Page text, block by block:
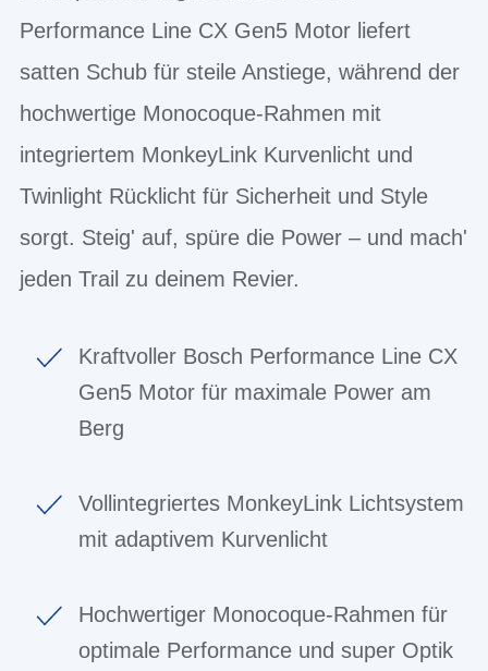
Performance Line CX Gen5 Motor liefert
satten Schub für steile Anstiege, während der
hochwertige Monocoque-Rahmen mit
integriertem MonkeyLink Kurvenlicht und
Twinlight Rücklicht für Sicherheit und Style
sorgt. Steig' auf, spüre die Power – und mach'
jeden Trail zu deinem Revier.
Kraftvoller Bosch Performance Line CX
Gen5 Motor für maximale Power am
Berg
Vollintegriertes MonkeyLink Lichtsystem
mit adaptivem Kurvenlicht
Hochwertiger Monocoque-Rahmen für
optimale Performance und super Optik